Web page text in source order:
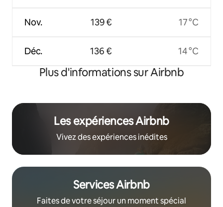
Nov.
Déc.
139 €
136 €
17 °C
14 °C
Plus d'informations sur Airbnb
Les expériences Airbnb
Vivez des expériences inédites
Services Airbnb
Faites de votre séjour un moment spécial